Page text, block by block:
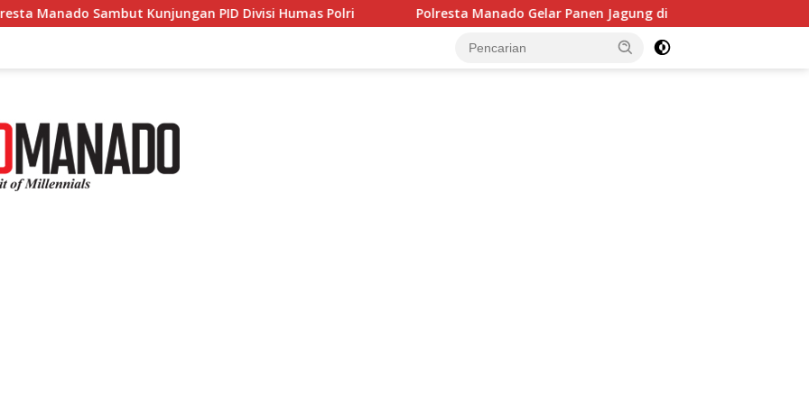
Sambut Kunjungan PID Divisi Humas Polri Polresta Manado Gelar Panen Jagung di Desa Sea, Perkuat Ketahanan